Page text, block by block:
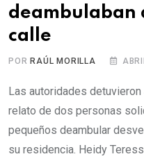
deambulaban
calle
POR RAÚL MORILLA
Las autoridades detuvieron
relato de dos personas
pequeños deambular
su residencia. Heidy